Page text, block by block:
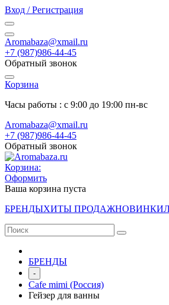
Вход / Регистрация
Aromabaza@xmail.ru
+7 (987)986-44-45
Обратный звонок
Корзина
Часы работы : с 9:00 до 19:00 пн-вс
Aromabaza@xmail.ru
+7 (987)986-44-45
Обратный звонок
Корзина:
Оформить
Ваша корзина пуста
БРЕНДЫХИТЫ ПРОДАЖНОВИНКИ
БРЕНДЫ
-
Cafe mimi (Россия)
Гейзер для ванны